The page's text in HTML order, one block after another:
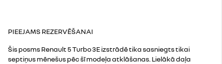
PIEEJAMS REZERVĒŠANAI
Šis posms Renault 5 Turbo 3E izstrādē tika sasniegts tikai
septiņus mēnešus pēc šī modeļa atklāšanas. Lielākā daļa